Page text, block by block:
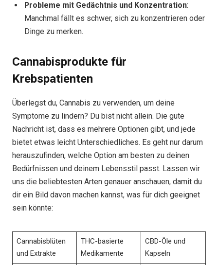
Probleme mit Gedächtnis und Konzentration:
Manchmal fällt es schwer, sich zu konzentrieren oder
Dinge zu merken.
Cannabisprodukte für
Krebspatienten
Überlegst du, Cannabis zu verwenden, um deine
Symptome zu lindern? Du bist nicht allein. Die gute
Nachricht ist, dass es mehrere Optionen gibt, und jede
bietet etwas leicht Unterschiedliches. Es geht nur darum
herauszufinden, welche Option am besten zu deinen
Bedürfnissen und deinem Lebensstil passt. Lassen wir
uns die beliebtesten Arten genauer anschauen, damit du
dir ein Bild davon machen kannst, was für dich geeignet
sein könnte:
Cannabisblüten
und Extrakte
THC-basierte
Medikamente
CBD-Öle und
Kapseln